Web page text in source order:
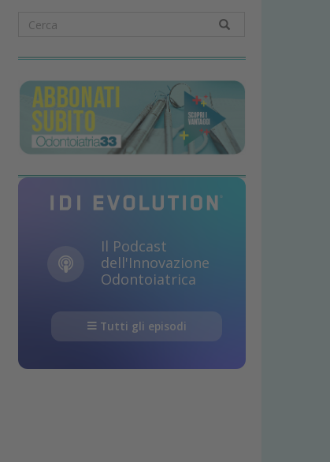
Il Podcast
dell'Innovazione
Odontoiatrica
Tutti gli episodi